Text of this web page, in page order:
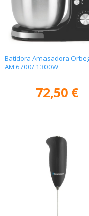
Batidora Amasadora
AM 6700/ 1300W
72,50 €